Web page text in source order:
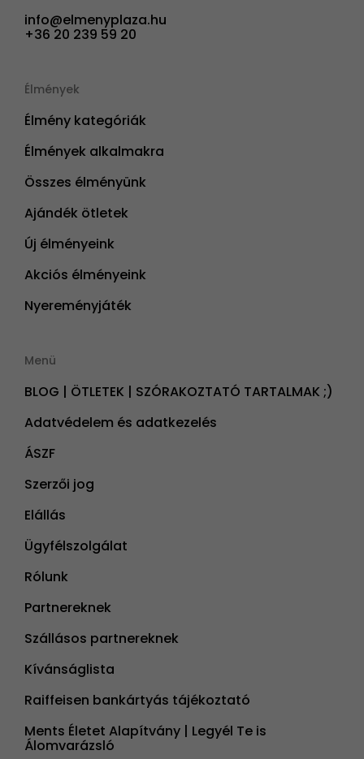
info@elmenyplaza.hu
+36 20 239 59 20
Élmények
Élmény kategóriák
Élmények alkalmakra
Összes élményünk
Ajándék ötletek
Új élményeink
Akciós élményeink
Nyereményjáték
Menü
BLOG | ÖTLETEK | SZÓRAKOZTATÓ TARTALMAK ;)
Adatvédelem és adatkezelés
ÁSZF
Szerzői jog
Elállás
Ügyfélszolgálat
Rólunk
Partnereknek
Szállásos partnereknek
Kívánságlista
Raiffeisen bankártyás tájékoztató
Ments Életet Alapítvány | Legyél Te is
Álomvarázsló